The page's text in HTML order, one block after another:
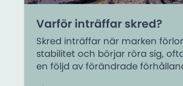
Varför inträffar skred?
Skred inträffar när marken
stabilitet och börjar röra sig,
en följd av förändrade